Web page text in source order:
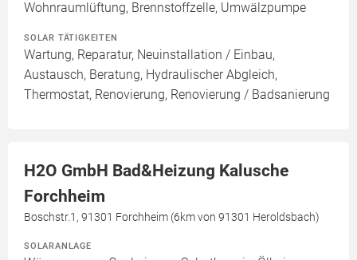
Wohnraumlüftung, Brennstoffzelle, Umwälzpumpe
SOLAR TÄTIGKEITEN
Wartung, Reparatur, Neuinstallation / Einbau,
Austausch, Beratung, Hydraulischer Abgleich,
Thermostat, Renovierung, Renovierung / Badsanierung
H2O GmbH Bad&Heizung Kalusche
Forchheim
Boschstr.1, 91301 Forchheim (6km von 91301 Heroldsbach)
SOLARANLAGE